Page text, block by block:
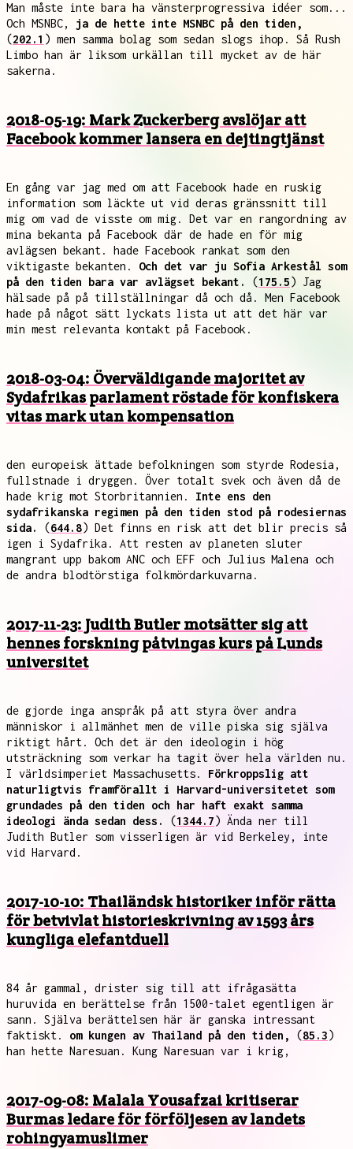
Man måste inte bara ha vänsterprogressiva idéer som...
Och MSNBC, ja de hette inte MSNBC på den tiden,
(202.1 ) men samma bolag som sedan slogs ihop. Så Rush
Limbo han är liksom urkällan till mycket av de här
sakerna.
2018-05-19: Mark Zuckerberg avslöjar att
Facebook kommer lansera en dejtingtjänst
En gång var jag med om att Facebook hade en ruskig
information som läckte ut vid deras gränssnitt till
mig om vad de visste om mig. Det var en rangordning av
mina bekanta på Facebook där de hade en för mig
avlägsen bekant. hade Facebook rankat som den
viktigaste bekanten. Och det var ju Sofia Arkestål som
på den tiden bara var avlägset bekant.
(175.5) Jag
hälsade på på tillställningar då och då. Men Facebook
hade på något sätt lyckats lista ut att det här var
min mest relevanta kontakt på Facebook.
2018-03-04: Överväldigande majoritet av
Sydafrikas parlament röstade för konfiskera
vitas mark utan kompensation
den europeisk ättade befolkningen som styrde Rodesia,
fullstnade i dryggen. Över totalt svek och även då de
hade krig mot Storbritannien. Inte ens den
sydafrikanska regimen på den tiden stod på rodesiernas
sida.
(644.8) Det finns en risk att det blir precis så
igen i Sydafrika. Att resten av planeten sluter
mangrant upp bakom ANC och EFF och Julius Malena och
de andra blodtörstiga folkmördarkuvarna.
2017-11-23: Judith Butler motsätter sig att
hennes forskning påtvingas kurs på Lunds
universitet
de gjorde inga anspråk på att styra över andra
människor i allmänhet men de ville piska sig själva
riktigt hårt. Och det är den ideologin i hög
utsträckning som verkar ha tagit över hela världen nu.
I världsimperiet Massachusetts. Förkroppslig att
naturligtvis framförallt i Harvard-universitetet som
grundades på den tiden och har haft exakt samma
ideologi ända sedan dess.
(1344.7) Ända ner till
Judith Butler som visserligen är vid Berkeley, inte
vid Harvard.
2017-10-10: Thailändsk historiker inför rätta
för betvivlat historieskrivning av 1593 års
kungliga elefantduell
84 år gammal, drister sig till att ifrågasätta
huruvida en berättelse från 1500-talet egentligen är
sann. Själva berättelsen här är ganska intressant
faktiskt. om kungen av Thailand på den tiden, (85.3)
han hette Naresuan. Kung Naresuan var i krig,
2017-09-08: Malala Yousafzai kritiserar
Burmas ledare för förföljesen av landets
rohingyamuslimer